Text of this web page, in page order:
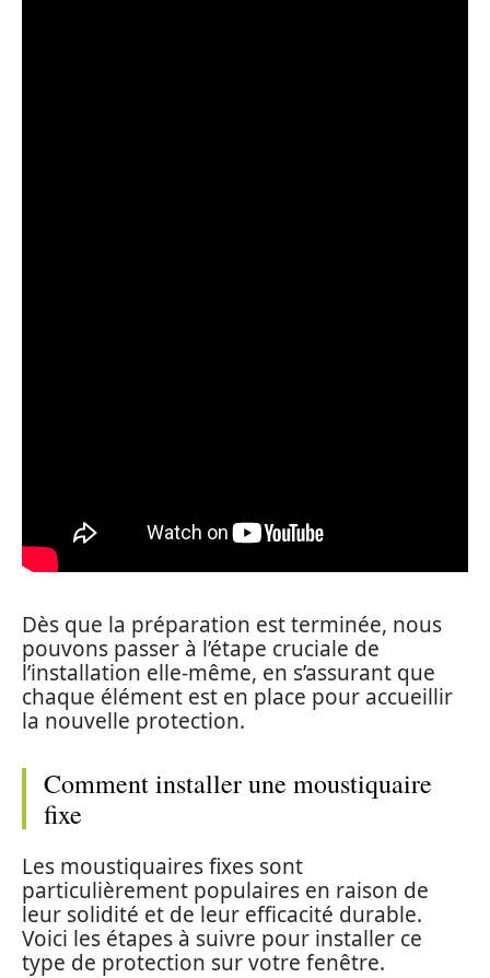
Dès que la préparation est terminée, nous
pouvons passer à l’étape cruciale de
l’installation elle-même, en s’assurant que
chaque élément est en place pour accueillir
la nouvelle protection.
Comment installer une moustiquaire
fixe
Les moustiquaires fixes sont
particulièrement populaires en raison de
leur solidité et de leur efficacité durable.
Voici les étapes à suivre pour installer ce
type de protection sur votre fenêtre.